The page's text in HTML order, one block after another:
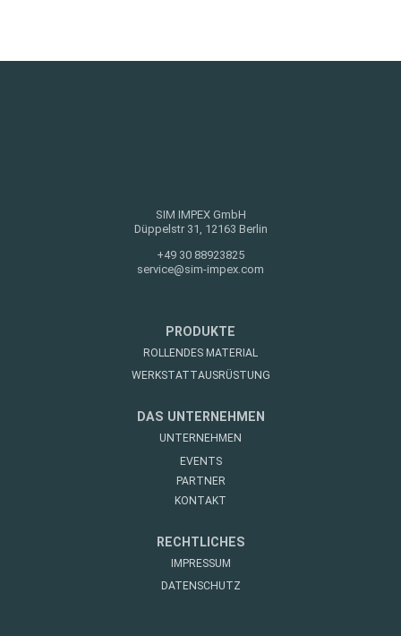
SIM IMPEX GmbH
Düppelstr 31, 12163 Berlin
+49 30 88923825
service@sim-impex.com
PRODUKTE
ROLLENDES MATERIAL
WERKSTATTAUSRÜSTUNG
DAS UNTERNEHMEN
UNTERNEHMEN
EVENTS
PARTNER
KONTAKT
RECHTLICHES
IMPRESSUM
DATENSCHUTZ